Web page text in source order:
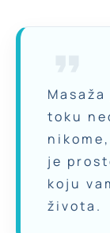
toku
je
koju
života.